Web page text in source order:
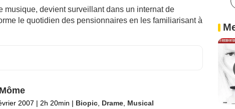
musique, devient surveillant dans un internat de
le quotidien des pensionnaires en les familiarisant à
2007 | 2h 20min | Biopic, Drame, Musical